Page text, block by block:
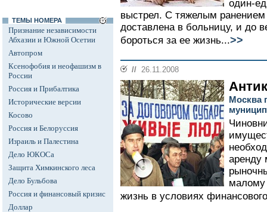
ТЕМЫ НОМЕРА
Признание независимости
Абхазии и Южной Осетии
Автопром
Ксенофобия и неофашизм в
России
Россия и Прибалтика
Исторические версии
Косово
Россия и Белоруссия
Израиль и Палестина
Дело ЮКОСа
Защита Химкинского леса
Дело Бульбова
Россия и финансовый кризис
Доллар
один-
выстрел. С тяжелым
доставлена в больницу, и до
бороться за ее жизнь...>>
// 26.11.2008
Москва
аренду
малому
жизнь в условиях